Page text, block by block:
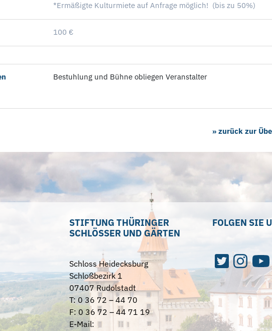
*Ermäßigte Kulturmiete auf Anfrage möglich! (bis zu 50%)
100 €
Bestuhlung und Bühne obliegen Veranstalter
» zurück zur
STIFTUNG THÜRINGER
SCHLÖSSER UND GÄRTEN
Schloss Heidecksburg
Schloßbezirk 1
07407 Rudolstadt
T: 0 36 72 – 44 70
F: 0 36 72 – 44 71 19
E-Mail:
FOLGEN SIE